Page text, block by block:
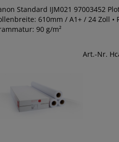
Standard IJM021 97003452
610mm / A1+ / 24 Zoll •
90 g/m²
Art.-Nr.